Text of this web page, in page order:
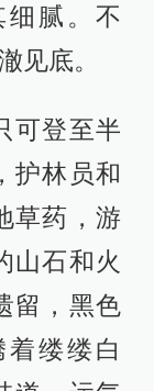
腻。不
见底。
可登至半
护林员和
草药，游
山石和火
留，黑色
缕缕白